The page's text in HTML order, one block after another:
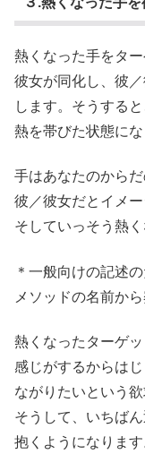
熱くなった手をタ
彼女が同化し、彼
します。そうする
熱を帯びた状態にな
手はあなたのから
彼／彼女だとイメ
そしていっそう熱
＊一般向けの記述
メソッドの名前か
熱くなったターゲ
感じがするからは
ながりたいという
そうして、いちば
抱くようになります